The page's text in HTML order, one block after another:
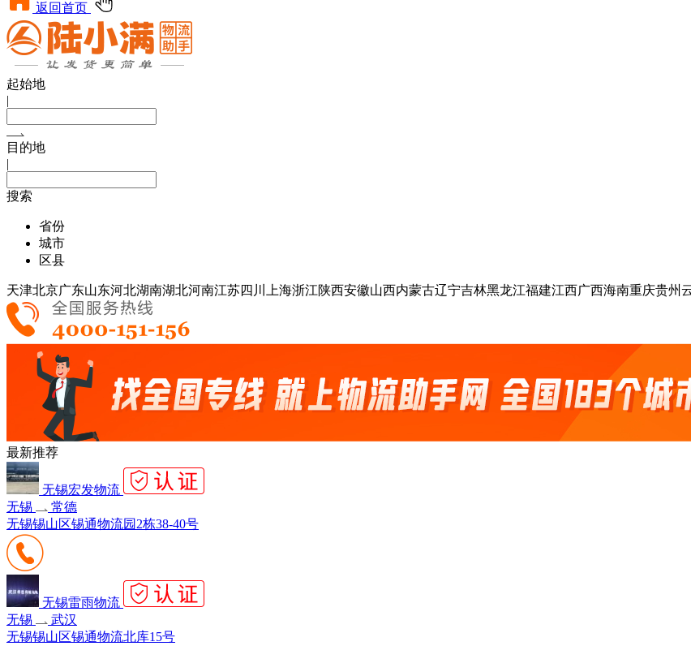
返回首页
起始地
|
目的地
|
搜索
省份
城市
区县
天津北京广东山东河北湖南湖北河南江苏四川 上海浙江陕西安徽山西内蒙古辽宁吉林黑龙江福建江西广西海南重庆贵州
最新推荐
无锡宏发物流
无锡
常德
无锡锡山区锡通物流园2栋38-40号
无锡雷雨物流
无锡
武汉
无锡锡山区锡通物流北库15号